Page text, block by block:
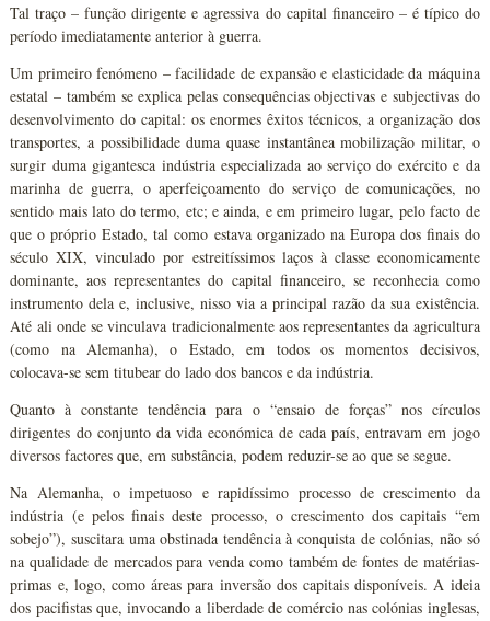
Tal traço – função dirigente e agressiva do capital financeiro – é típico do
período imediatamente anterior à guerra.
Um primeiro fenómeno – facilidade de expansão e elasticidade da máquina
estatal – também se explica pelas consequências objectivas e subjectivas do
desenvolvimento do capital: os enormes êxitos técnicos, a organização dos
transportes, a possibilidade duma quase instantânea mobilização militar, o
surgir duma gigantesca indústria especializada ao serviço do exército e da
marinha de guerra, o aperfeiçoamento do serviço de comunicações, no
sentido mais lato do termo, etc; e ainda, e em primeiro lugar, pelo facto de
que o próprio Estado, tal como estava organizado na Europa dos finais do
século XIX, vinculado por estreitíssimos laços à classe economicamente
dominante, aos representantes do capital financeiro, se reconhecia como
instrumento dela e, inclusive, nisso via a principal razão da sua existência.
Até ali onde se vinculava tradicionalmente aos representantes da agricultura
(como na Alemanha), o Estado, em todos os momentos decisivos,
colocava-se sem titubear do lado dos bancos e da indústria.
Quanto à constante tendência para o “ensaio de forças” nos círculos
dirigentes do conjunto da vida económica de cada país, entravam em jogo
diversos factores que, em substância, podem reduzir-se ao que se segue.
Na Alemanha, o impetuoso e rapidíssimo processo de crescimento da
indústria (e pelos finais deste processo, o crescimento dos capitais “em
sobejo”), suscitara uma obstinada tendência à conquista de colónias, não só
na qualidade de mercados para venda como também de fontes de matérias-
primas e, logo, como áreas para inversão dos capitais disponíveis. A ideia
dos pacifistas que, invocando a liberdade de comércio nas colónias inglesas,